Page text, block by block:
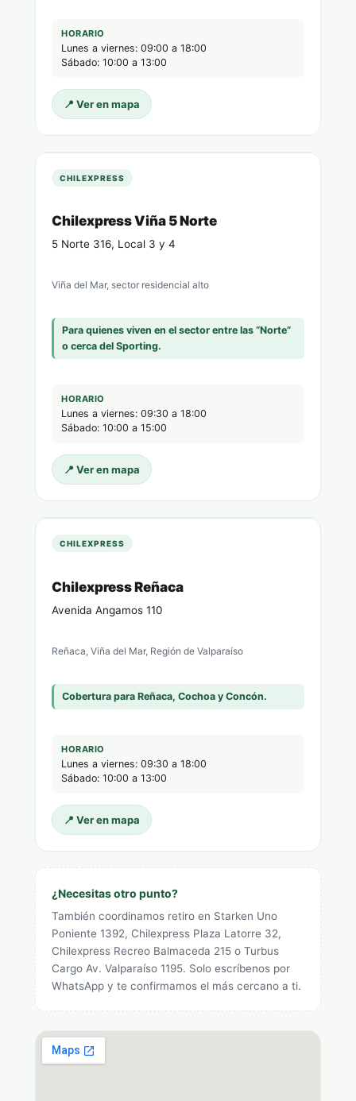
HORARIO
Lunes a viernes: 09:00 a 18:00
Sábado: 10:00 a 13:00
📍 Ver en mapa
CHILEXPRESS
Chilexpress Viña 5 Norte
5 Norte 316, Local 3 y 4
Viña del Mar, sector residencial alto
Para quienes viven en el sector entre las “Norte”
o cerca del Sporting.
HORARIO
Lunes a viernes: 09:30 a 18:00
Sábado: 10:00 a 15:00
📍 Ver en mapa
CHILEXPRESS
Chilexpress Reñaca
Avenida Angamos 110
Reñaca, Viña del Mar, Región de Valparaíso
Cobertura para Reñaca, Cochoa y Concón.
HORARIO
Lunes a viernes: 09:30 a 18:00
Sábado: 10:00 a 13:00
📍 Ver en mapa
¿Necesitas otro punto?
También coordinamos retiro en Starken Uno
Poniente 1392, Chilexpress Plaza Latorre 32,
Chilexpress Recreo Balmaceda 215 o Turbus
Cargo Av. Valparaíso 1195. Solo escríbenos por
WhatsApp y te confirmamos el más cercano a ti.